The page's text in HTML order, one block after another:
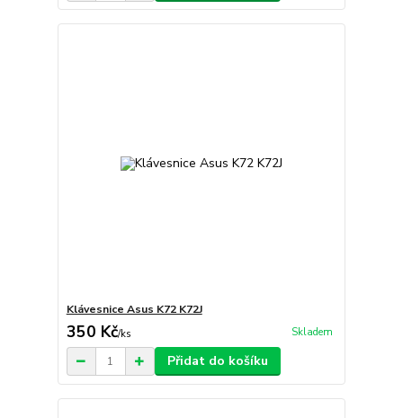
Klávesnice Asus K72 K72J
350 Kč/ks Skladem
Přidat do košíku